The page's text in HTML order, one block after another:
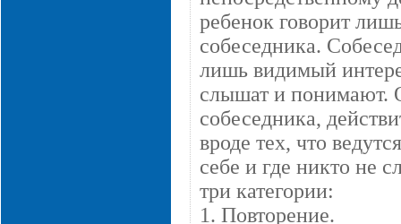
ребенок говорит
собеседника.
лишь видимый
слышат и понимают.
собеседника,
вроде тех, что
себе и где никто не
три категории:
1. Повторение.